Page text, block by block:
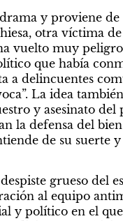
y proviene de
otra víctima de
vuelto muy
que había
a delincuentes
La idea
y asesinato
la defensa del
de su suerte
grueso del
al equipo
y político en el